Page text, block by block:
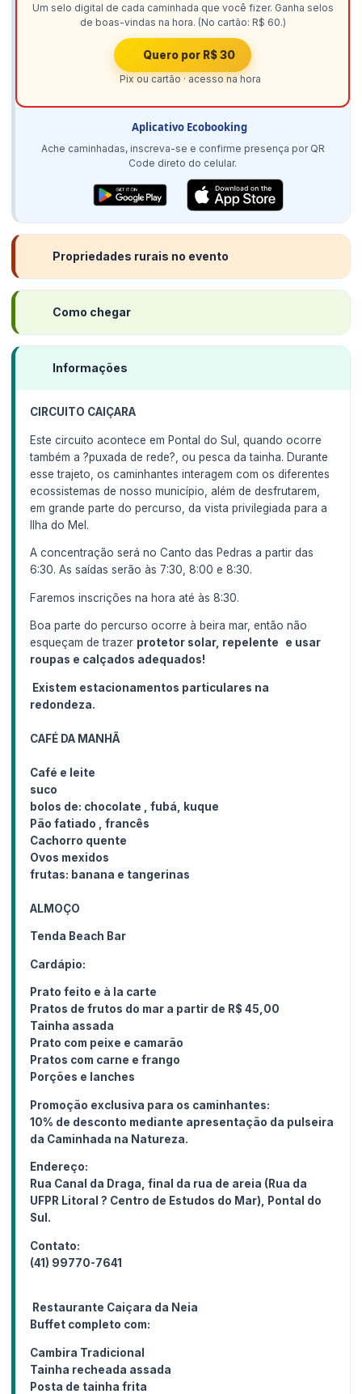
Um selo digital de cada caminhada que você fizer. Ganha selos
de boas-vindas na hora. (No cartão: R$ 60.)
Quero por R$ 30
Pix ou cartão · acesso na hora
Aplicativo Ecobooking
Ache caminhadas, inscreva-se e confirme presença por QR
Code direto do celular.
Propriedades rurais no evento
Como chegar
Informações
CIRCUITO CAIÇARA
Este circuito acontece em Pontal do Sul, quando ocorre
também a ?puxada de rede?, ou pesca da tainha. Durante
esse trajeto, os caminhantes interagem com os diferentes
ecossistemas de nosso município, além de desfrutarem,
em grande parte do percurso, da vista privilegiada para a
Ilha do Mel.
A concentração será no Canto das Pedras a partir das
6:30. As saídas serão às 7:30, 8:00 e 8:30.
Faremos inscrições na hora até às 8:30.
Boa parte do percurso ocorre à beira mar, então não
esqueçam de trazer protetor solar, repelente
e usar
roupas e calçados adequados!
Existem estacionamentos particulares na
redondeza.
CAFÉ DA MANHÃ
Café e leite
suco
bolos de: chocolate , fubá, kuque
Pão fatiado , francês
Cachorro quente
Ovos mexidos
frutas: banana e tangerinas
ALMOÇO
Tenda Beach Bar
Cardápio:
Prato feito e à la carte
Pratos de frutos do mar a partir de R$ 45,00
Tainha assada
Prato com peixe e camarão
Pratos com carne e frango
Porções e lanches
Promoção exclusiva para os caminhantes:
10% de desconto mediante apresentação da pulseira
da Caminhada na Natureza.
Endereço:
Rua Canal da Draga, final da rua de areia (Rua da
UFPR Litoral ? Centro de Estudos do Mar), Pontal do
Sul.
Contato:
(41) 99770-7641
Restaurante Caiçara da Neia
Buffet completo com:
Cambira Tradicional
Tainha recheada assada
Posta de tainha frita